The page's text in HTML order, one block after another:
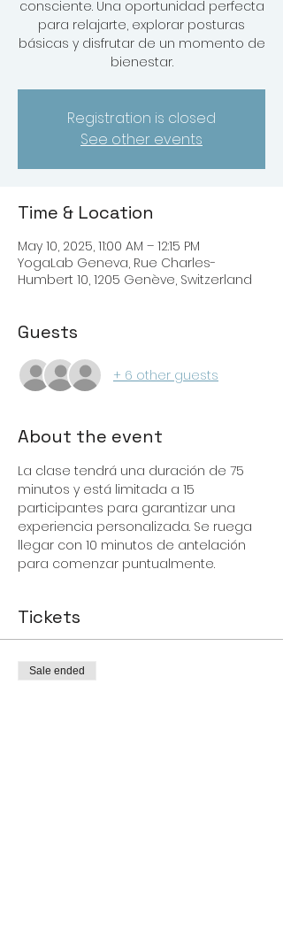
consciente. Una oportunidad perfecta
para relajarte, explorar posturas
básicas y disfrutar de un momento de
bienestar.
Registration is closed
See other events
Time & Location
May 10, 2025, 11:00 AM – 12:15 PM
YogaLab Geneva, Rue Charles-
Humbert 10, 1205 Genève, Switzerland
Guests
+ 6 other guests
About the event
La clase tendrá una duración de 75
minutos y está limitada a 15
participantes para garantizar una
experiencia personalizada. Se ruega
llegar con 10 minutos de antelación
para comenzar puntualmente.
Tickets
Sale ended